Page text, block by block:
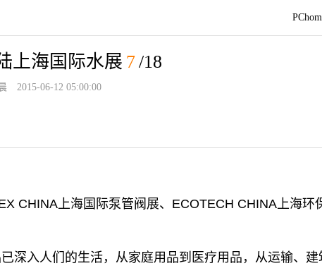
上海国际水展 7/18
2015-06-12 05:00:00
CHINA上海国际泵管阀展、ECOTECH CHINA上海环
深入人们的生活，从家庭用品到医疗用品，从运输、建